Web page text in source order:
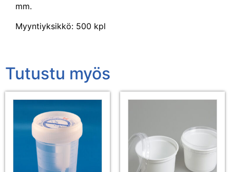
mm.
Myyntiyksikkö: 500 kpl
Tutustu myös